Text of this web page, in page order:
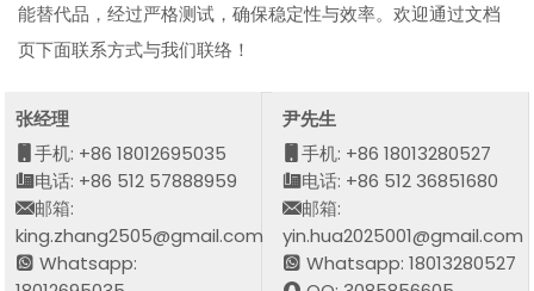
能替代品，经过严格测试，确保稳定性与效率。欢迎通过文档
页下面联系方式与我们联络！
张经理
手机: +86 18012695035
电话: +86 512 57888959
邮箱:
king.zhang2505@gmail.com
Whatsapp:
尹先生
手机: +86 18013280527
电话: +86 512 36851680
邮箱:
yin.hua2025001@gmail.com
Whatsapp: 18013280527